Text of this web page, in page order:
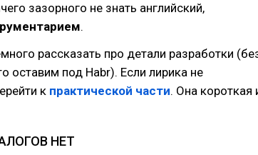
зазорного не знать английский,
.
рассказать про детали разработки
оставим под Habr). Если лирика не
к практической части. Она короткая
НЕТ